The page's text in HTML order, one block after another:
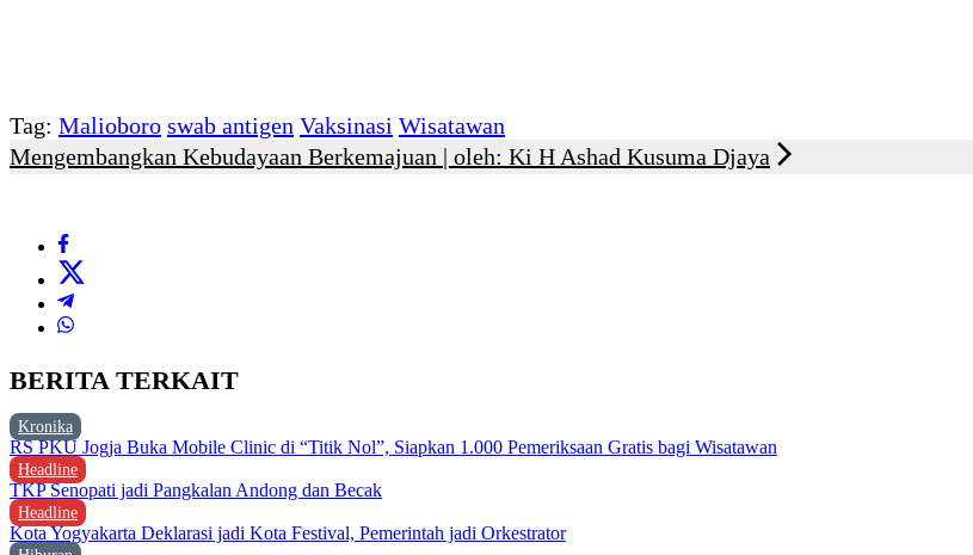
Tag: Malioboro swab antigen Vaksinasi Wisatawan
Mengembangkan Kebudayaan Berkemajuan | oleh: Ki H Ashad Kusuma Djaya
BERITA TERKAIT
Kronika
RS PKU Jogja Buka Mobile Clinic di “Titik Nol”, Siapkan 1.000 Pemeriksaan Gratis bagi Wisatawan
Headline
TKP Senopati jadi Pangkalan Andong dan Becak
Headline
Kota Yogyakarta Deklarasi jadi Kota Festival, Pemerintah jadi Orkestrator